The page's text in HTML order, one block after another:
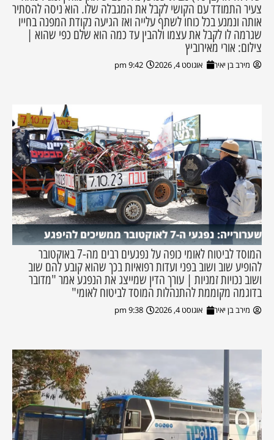
צעיר התמודד עם הקושי לקבל את המגבלה שלו. הוא ניסה להסתיר
אותה ונמנע בכל כוחו לשתף עלייה ואז הגיעה נקודת המפנה בחייו
שגרמה לו לקבל את עצמו ולהבין עד כמה הוא שלם כפי שהוא |
צילום: אורי מאירוביץ
מירב בן יאיר אוגוסט 4, 2026 9:42 pm
שערורייה: נפגעי ה-7 לאוקטובר ממשיכים להיפגע
המוסד לביטוח לאומי כופה על נפגעים רבים מה-7 באוקטובר
להופיע שוב ושוב בפני ועדות רפואיות בכך שהוא קובע להם שוב
ושוב נכויות זמניות | עורך הדין שמייצג את הנפגע אמר "מדובר
בדוגמה מקוממת להתנהלות המוסד לביטוח לאומי"
מירב בן יאיר אוגוסט 4, 2026 9:38 pm